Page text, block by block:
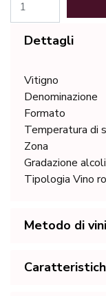
Dettagli
Vitigno
Denominazione
Formato
Temperatura di
Zona
Gradazione
Tipologia Vino
Metodo di